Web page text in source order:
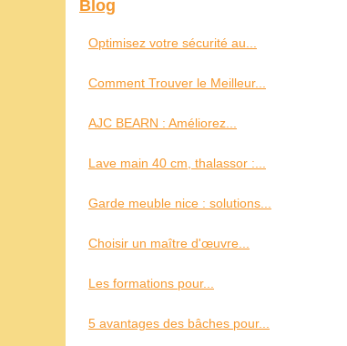
Blog
Optimisez votre sécurité au...
Comment Trouver le Meilleur...
AJC BEARN : Améliorez...
Lave main 40 cm, thalassor :...
Garde meuble nice : solutions...
Choisir un maître d'œuvre...
Les formations pour...
5 avantages des bâches pour...